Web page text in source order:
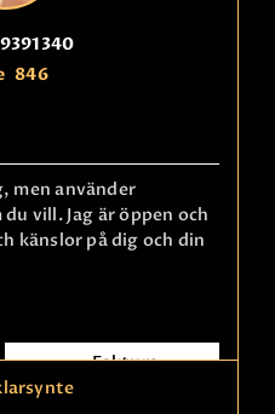
846
men använder
vill. Jag är öppen och
känslor på dig och din
Faktura